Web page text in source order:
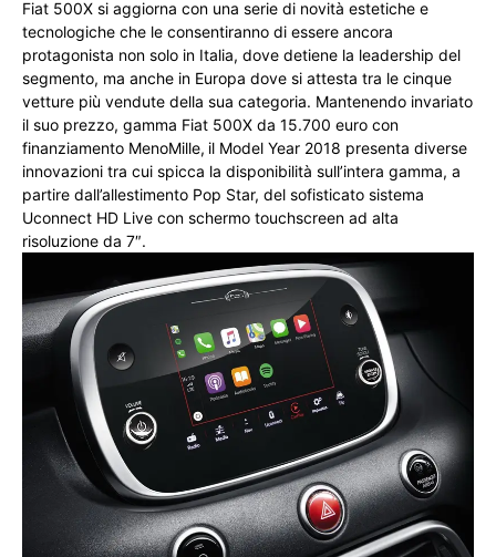
Fiat 500X si aggiorna con una serie di novità estetiche e
tecnologiche che le consentiranno di essere ancora
protagonista non solo in Italia, dove detiene la leadership del
segmento, ma anche in Europa dove si attesta tra le cinque
vetture più vendute della sua categoria. Mantenendo invariato
il suo prezzo, gamma Fiat 500X da 15.700 euro con
finanziamento MenoMille, il Model Year 2018 presenta diverse
innovazioni tra cui spicca la disponibilità sull’intera gamma, a
partire dall’allestimento Pop Star, del sofisticato sistema
Uconnect HD Live con schermo touchscreen ad alta
risoluzione da 7″.